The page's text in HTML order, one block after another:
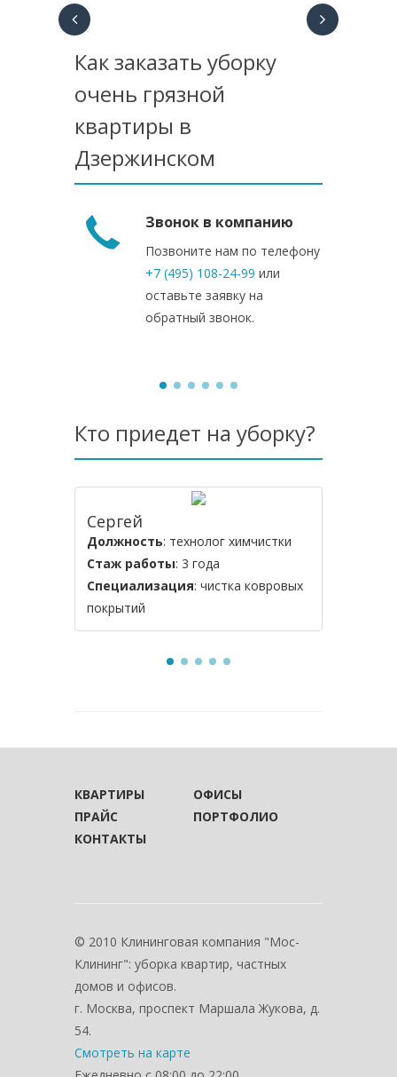
Как заказать уборку
очень грязной
квартиры в
Дзержинском
Звонок в компанию
Позвоните нам по телефону
+7 (495) 108-24-99 или
оставьте заявку на
обратный звонок.
Кто приедет на уборку?
Сергей
Должность: технолог химчистки
Стаж работы: 3 года
Специализация: чистка ковровых
покрытий
КВАРТИРЫ
ОФИСЫ
ПРАЙС
ПОРТФОЛИО
КОНТАКТЫ
© 2010 Клининговая компания "Мос-
Клининг": уборка квартир, частных
домов и офисов.
г. Москва, проспект Маршала Жукова, д.
54.
Смотреть на карте